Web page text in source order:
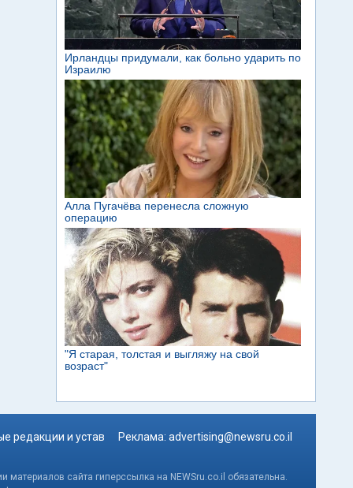
редакции и устав Реклама: advertising@newsru.co.il
сайта гиперссылка на NEWSru.co.il обязательна.